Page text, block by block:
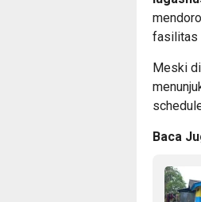
fasilitas
Meski
Baca